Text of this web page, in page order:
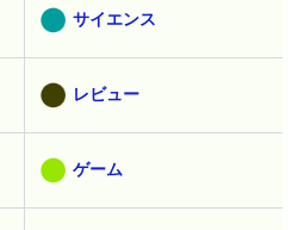
サイエンス
レビュー
ゲーム